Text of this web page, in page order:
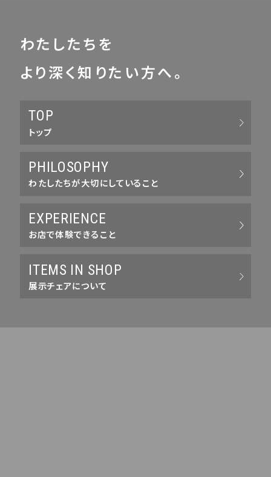
わたしたちを
より深く知りたい方へ。
TOP
トップ
PHILOSOPHY
わたしたちが大切にしていること
EXPERIENCE
お店で体験できること
ITEMS IN SHOP
展示チェアについて